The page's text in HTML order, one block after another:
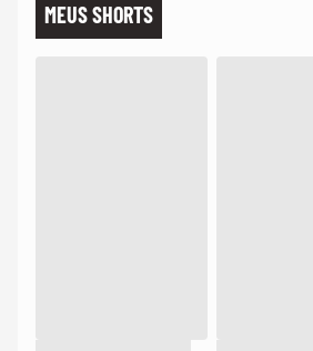
MEUS SHORTS